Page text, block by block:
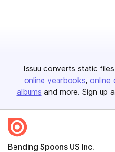
Issuu converts static
online yearbooks online
albums and more. Sign up
Bending Spoons US Inc.